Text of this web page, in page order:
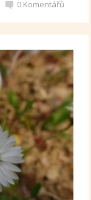
0 Komentářů